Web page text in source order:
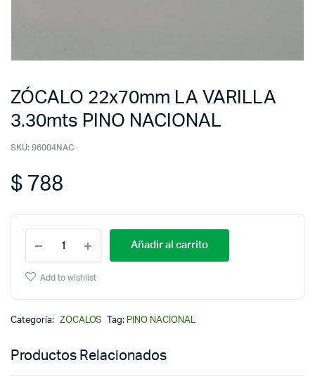
ZÓCALO 22x70mm LA VARILLA
3.30mts PINO NACIONAL
SKU: 96004NAC
$788
Añadir al carrito
Add to wishlist
Categoría: ZOCALOS Tag: PINO NACIONAL
Productos Relacionados